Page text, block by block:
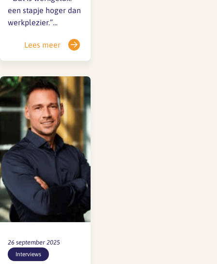
een stapje hoger dan
werkplezier.”
onze eigen Linda,
HR-medewerker bij
Architectenbureaus
vertelt in The
Human…
Lees meer
26 september 2025
Interviews